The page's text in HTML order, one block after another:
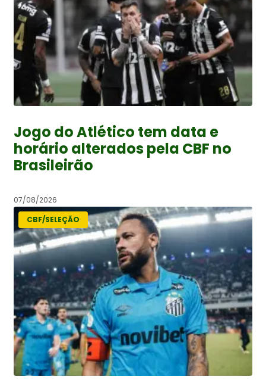
Jogo do Atlético tem data e
horário alterados pela CBF no
Brasileirão
07/08/2026
CBF/SELEÇÃO